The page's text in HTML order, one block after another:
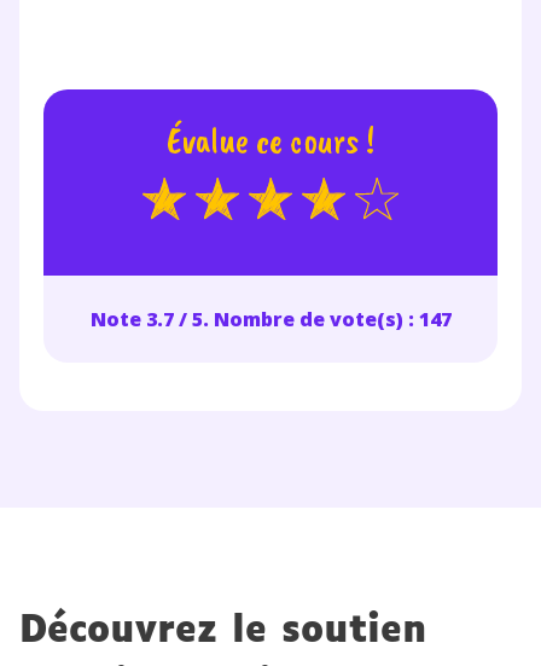
Évalue ce cours !
Note 3.7 / 5. Nombre de vote(s) : 147
Découvrez le soutien